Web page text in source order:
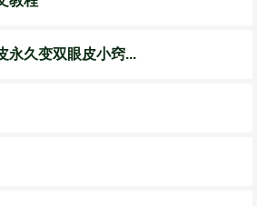
永久变双眼皮小窍...